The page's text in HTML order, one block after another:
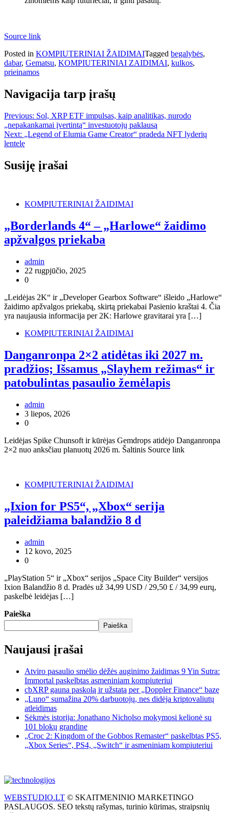
Source link
Posted in KOMPIUTERINIAI ŽAIDIMAITagged begalybės,
dabar, Gematsu, KOMPIUTERINIAI ZAIDIMAI, kulkos,
prieinamos
Navigacija tarp įrašų
Previous: Sol, XRP ETF impulsas, kaip analitikas, nurodo
„nepakankamai įvertintą“ investuotojų paklausą
Next: „Legend of Elumia Game Creator“ pradeda NFT lyderių
lentelę
Susiję įrašai
KOMPIUTERINIAI ŽAIDIMAI
„Borderlands 4“ – „Harlowe“ žaidimo
apžvalgos priekaba
admin
22 rugpjūčio, 2025
0
„Leidėjas 2K“ ir „Developer Gearbox Software“ išleido „Harlowe“
žaidimo apžvalgos priekabą, skirtą priekabai Pasienio kraštai 4. Čia
yra naujausia informacija per 2K: Harlowe gravitarai yra […]
KOMPIUTERINIAI ŽAIDIMAI
Danganronpa 2×2 atidėtas iki 2027 m.
pradžios; Išsamus „Slayhem režimas“ ir
patobulintas pasaulio žemėlapis
admin
3 liepos, 2026
0
Leidėjas Spike Chunsoft ir kūrėjas Gemdrops atidėjo Danganronpa
2×2 nuo anksčiau planuotų 2026 m. Šaltinis Source link
KOMPIUTERINIAI ŽAIDIMAI
„Ixion for PS5“, „Xbox“ serija
paleidžiama balandžio 8 d
admin
12 kovo, 2025
0
„PlayStation 5“ ir „Xbox“ serijos „Space City Builder“ versijos
Ixion Balandžio 8 d. Pradės už 34,99 USD / 29,50 £ / 34,99 eurų,
paskelbė leidėjas […]
Paieška
Paieška
Naujausi įrašai
Atviro pasaulio smėlio dėžės auginimo žaidimas 9 Yin Sutra:
Immortal paskelbtas asmeniniam kompiuteriui
cbXRP gauna paskolą ir užstatą per „Doppler Finance“ bazę
„Luno“ sumažina 20% darbuotojų, nes didėja kriptovaliutų
atleidimas
Sėkmės istorija: Jonathano Nicholso mokymosi kelionė su
101 blokų grandine
„Croc 2: Kingdom of the Gobbos Remaster“ paskelbtas PS5,
„Xbox Series“, PS4, „Switch“ ir asmeniniam kompiuteriui
WEBSTUDIO.LT © SKAITMENINIO MARKETINGO
PASLAUGOS. SEO tekstų rašymas, turinio kūrimas, straipsnių